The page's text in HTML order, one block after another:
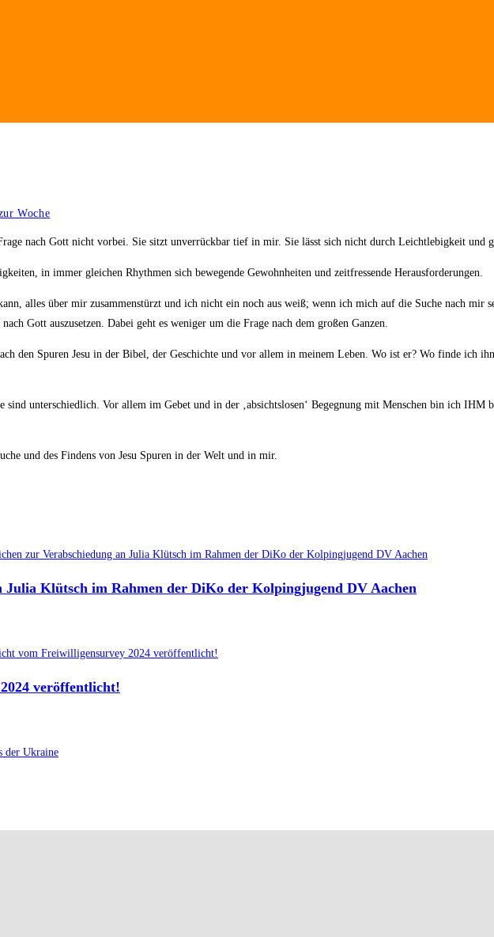
Woche
nach Gott nicht vorbei. Sie sitzt unverrückbar tief in mir. Sie lässt sich nicht durch Leichtlebigkeit und
in immer gleichen Rhythmen sich bewegende Gewohnheiten und zeitfressende Herausforderungen.
alles über mir zusammenstürzt und ich nicht ein noch aus weiß; wenn ich mich auf die Suche nach mir
Gott auszusetzen. Dabei geht es weniger um die Frage nach dem großen Ganzen.
den Spuren Jesu in der Bibel, der Geschichte und vor allem in meinem Leben. Wo ist er? Wo finde ich
sind unterschiedlich. Vor allem im Gebet und in der ‚absichtslosen‘ Begegnung mit Menschen bin ich
und des Findens von Jesu Spuren in der Welt und in mir.
Julia Klütsch im Rahmen der DiKo der Kolpingjugend DV Aachen
veröffentlicht!